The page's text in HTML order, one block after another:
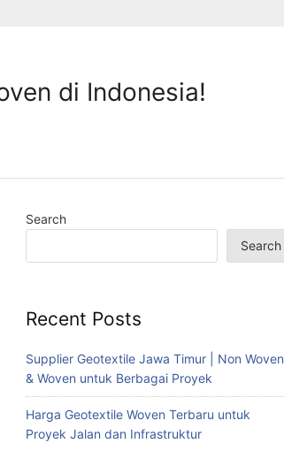
di Indonesia!
Search
Search
Recent Posts
Supplier Geotextile Jawa Timur | Non Woven
& Woven untuk Berbagai Proyek
Harga Geotextile Woven Terbaru untuk
Proyek Jalan dan Infrastruktur